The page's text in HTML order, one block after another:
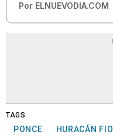
Por ELNUEVODIA.COM
TAGS
PONCE HURACÁN